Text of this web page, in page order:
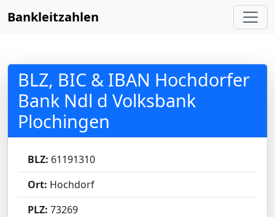
Bankleitzahlen
BLZ, BIC & IBAN Hochdorfer
Bank Ndl d Volksbank
Plochingen
BLZ: 61191310
Ort: Hochdorf
PLZ: 73269